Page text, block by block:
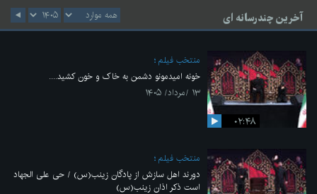
آخرین چندرسانه ای
۰۲:۴۸
منتخب فیلم
خونه امیدمونو دشمن به خاک و خون کشید....
۱۳ /مرداد/ ۱۴۰۵
منتخب فیلم
دورند اهل سازش از پادگان زینب(س) / حی علی الجهاد
است ذکر اذان زینب(س)